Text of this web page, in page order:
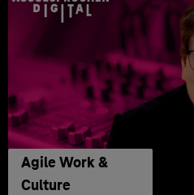
Agile Work &
Culture